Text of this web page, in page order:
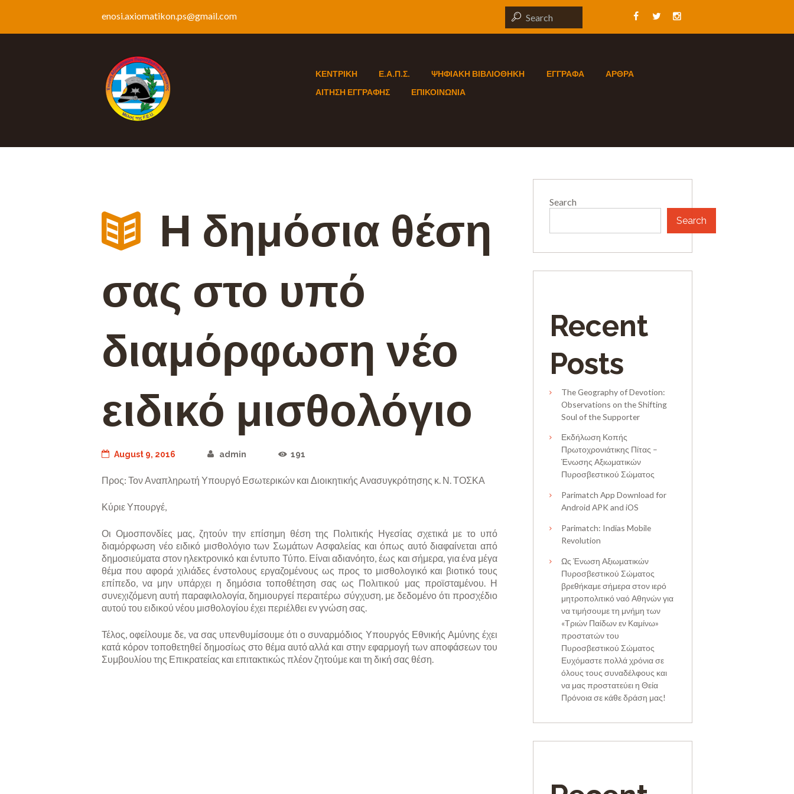
enosi.axiomatikon.ps@gmail.com
ΚΕΝΤΡΙΚΗ Ε.Α.Π.Σ. ΨΗΦΙΑΚΗ ΒΙΒΛΙΟΘΗΚΗ ΕΓΓΡΑΦΑ
ΑΡΘΡΑ
ΑΙΤΗΣΗ ΕΓΓΡΑΦΗΣ
ΕΠΙΚΟΙΝΩΝΙΑ
Η δημόσια θέση
σας στο υπό
διαμόρφωση νέο
ειδικό μισθολόγιο
August 9, 2016 admin 191
Προς: Τον Αναπληρωτή Υπουργό Εσωτερικών και Διοικητικής Ανασυγκρότησης κ. Ν. ΤΟΣΚΑ
Κύριε Υπουργέ,
Οι Ομοσπονδίες μας, ζητούν την επίσημη θέση της Πολιτικής Ηγεσίας σχετικά με το υπό
διαμόρφωση νέο ειδικό μισθολόγιο των Σωμάτων Ασφαλείας και όπως αυτό διαφαίνεται από
δημοσιεύματα στον ηλεκτρονικό και έντυπο Τύπο. Είναι αδιανόητο, έως και σήμερα, για ένα μέγα
θέμα που αφορά χιλιάδες ένστολους εργαζομένους ως προς το μισθολογικό και βιοτικό τους
επίπεδο, να μην υπάρχει η δημόσια τοποθέτηση σας ως Πολιτικού μας προϊσταμένου. Η
συνεχιζόμενη αυτή παραφιλολογία, δημιουργεί περαιτέρω σύγχυση, με δεδομένο ότι προσχέδιο
αυτού του ειδικού νέου μισθολογίου έχει περιέλθει εν γνώση σας.
Τέλος, οφείλουμε δε, να σας υπενθυμίσουμε ότι ο συναρμόδιος Υπουργός Εθνικής Αμύνης έχει
κατά κόρον τοποθετηθεί δημοσίως στο θέμα αυτό αλλά και στην εφαρμογή των αποφάσεων του
Συμβουλίου της Επικρατείας και επιτακτικώς πλέον ζητούμε και τη δική σας θέση.
Search
Search
Recent
Posts
The Geography of Devotion:
Observations on the Shifting
Soul of the Supporter
Εκδήλωση Κοπής
Πρωτοχρονιάτικης Πίτας –
Ένωσης Αξιωματικών
Πυροσβεστικού Σώματος
Parimatch App Download for
Android APK and iOS
Parimatch: Indias Mobile
Revolution
Ως Ένωση Αξιωματικών
Πυροσβεστικού Σώματος
βρεθήκαμε σήμερα στον ιερό
μητροπολιτικό ναό Αθηνών για
να τιμήσουμε τη μνήμη των
«Τριών Παίδων εν Καμίνω»
προστατών του
Πυροσβεστικού Σώματος
Ευχόμαστε πολλά χρόνια σε
όλους τους συναδέλφους και
να μας προστατεύει η Θεία
Πρόνοια σε κάθε δράση μας!